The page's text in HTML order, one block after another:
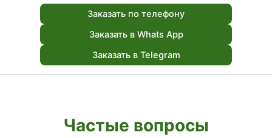
Заказать по телефону
Заказать в Whats App
Заказать в Telegram
Частые вопросы